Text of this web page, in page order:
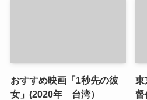
おすすめ映画「1秒先の彼
女」(2020年 台湾）
督